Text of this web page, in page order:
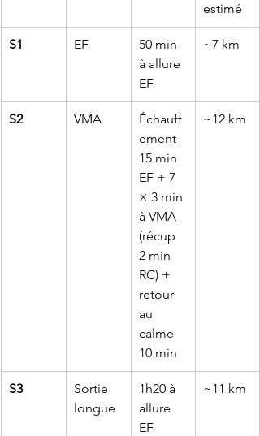
estimé
S1 EF
50 min
à allure
EF
~7 km
S2 VMA
Échauff
ement
15 min
EF + 7
× 3 min
à VMA
(récup
2 min
RC) +
retour
au
calme
10 min
~12 km
S3
Sortie
longue
1h20 à
allure
EF
~11 km